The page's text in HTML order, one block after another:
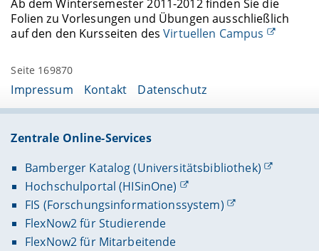
Ab dem Wintersemester 2011-2012 finden Sie die
Folien zu Vorlesungen und Übungen ausschließlich
auf den den Kursseiten desVirtuellen Campus
Seite 169870
Impressum Kontakt Datenschutz
Zentrale Online-Services
Bamberger Katalog (Universitätsbibliothek)
Hochschulportal (HISinOne)
FIS (Forschungsinformationssystem)
FlexNow2 für Studierende
FlexNow2 für Mitarbeitende